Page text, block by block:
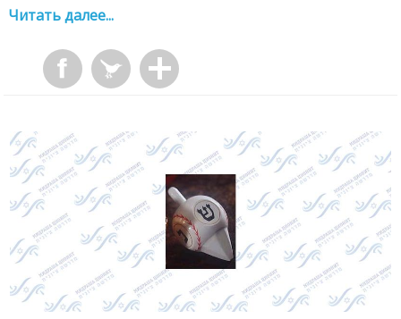
Читать далее...